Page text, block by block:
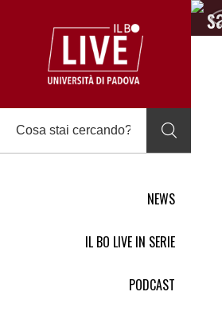
NEWS
IL BO LIVE IN SERIE
PODCAST